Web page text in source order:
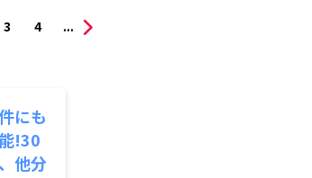
3 4 ...
にも
!30
他分